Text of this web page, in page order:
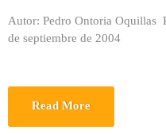
Autor: Pedro Ontoria Oquillas
de septiembre de 2004
Read More